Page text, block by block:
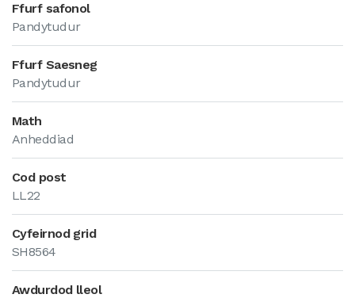
Ffurf safonol
Pandytudur
Ffurf Saesneg
Pandytudur
Math
Anheddiad
Cod post
LL22
Cyfeirnod grid
SH8564
Awdurdod lleol